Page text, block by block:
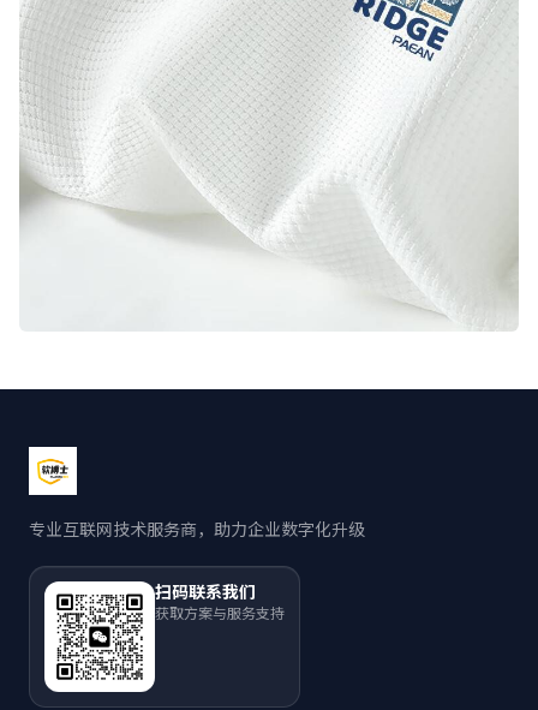
专业互联网技术服务商，助力企业数字化升级
扫码联系我们
获取方案与服务支持